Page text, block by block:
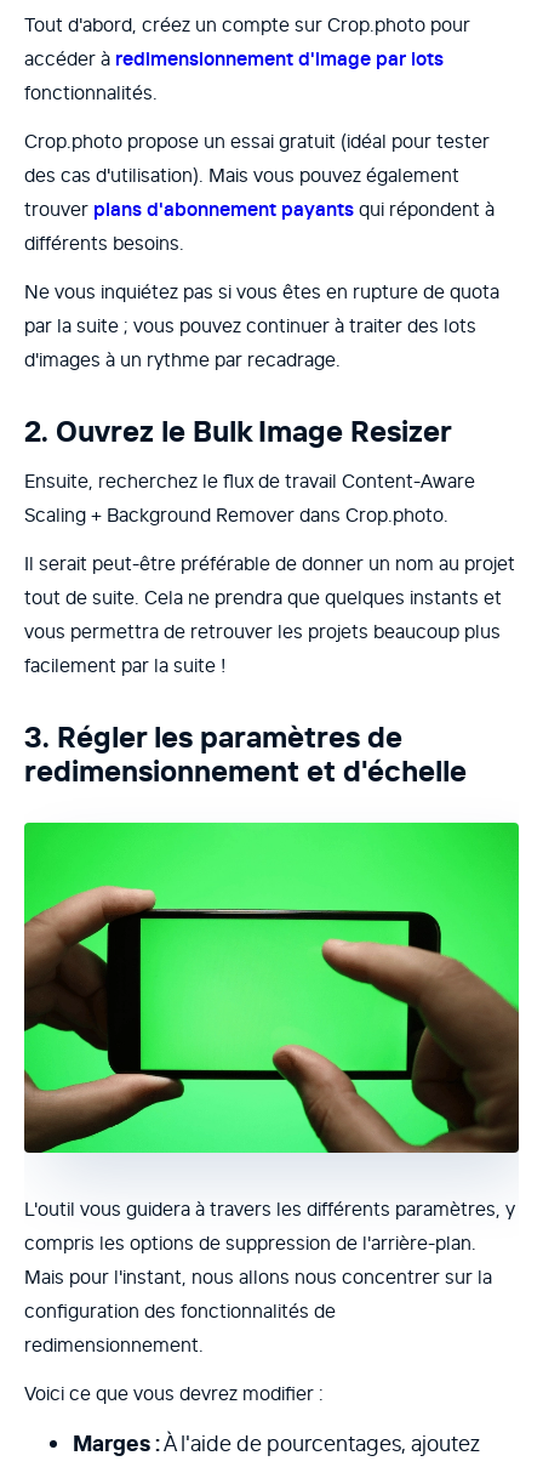
Tout d'abord, créez un compte sur Crop.photo pour
accéder à redimensionnement d'image par lots
fonctionnalités.
Crop.photo propose un essai gratuit (idéal pour tester
des cas d'utilisation). Mais vous pouvez également
trouver plans d'abonnement payants qui répondent à
différents besoins.
Ne vous inquiétez pas si vous êtes en rupture de quota
par la suite ; vous pouvez continuer à traiter des lots
d'images à un rythme par recadrage.
2. Ouvrez le Bulk Image Resizer
Ensuite, recherchez le flux de travail Content-Aware
Scaling + Background Remover dans Crop.photo.
Il serait peut-être préférable de donner un nom au projet
tout de suite. Cela ne prendra que quelques instants et
vous permettra de retrouver les projets beaucoup plus
facilement par la suite !
3. Régler les paramètres de
redimensionnement et d'échelle
L'outil vous guidera à travers les différents paramètres, y
compris les options de suppression de l'arrière-plan.
Mais pour l'instant, nous allons nous concentrer sur la
configuration des fonctionnalités de
redimensionnement.
Voici ce que vous devrez modifier :
Marges :À l'aide de pourcentages, ajoutez